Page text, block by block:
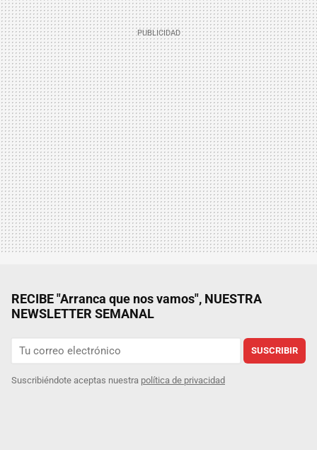
RECIBE "Arranca que nos vamos", NUESTRA
NEWSLETTER SEMANAL
SUSCRIBIR
Suscribiéndote aceptas nuestra política de privacidad